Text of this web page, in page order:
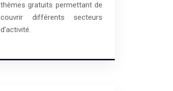
thèmes gratuits permettant de
couvrir différents secteurs
d’activité.